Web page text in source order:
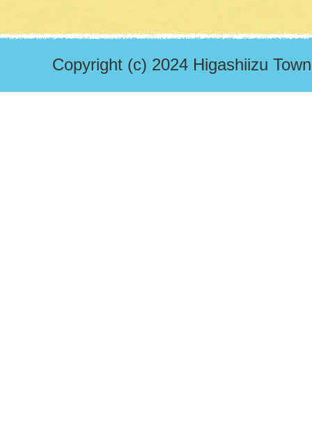
Copyright (c) 2024 Higashiizu